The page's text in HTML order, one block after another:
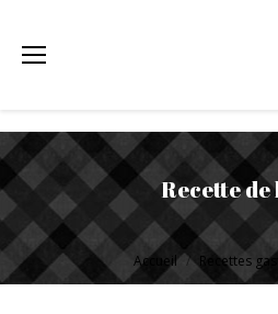
Recette de
Vous êtes ici :Accueil Recettes